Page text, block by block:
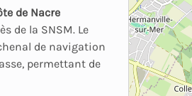
de Nacre
de la SNSM. Le
de navigation
permettant de